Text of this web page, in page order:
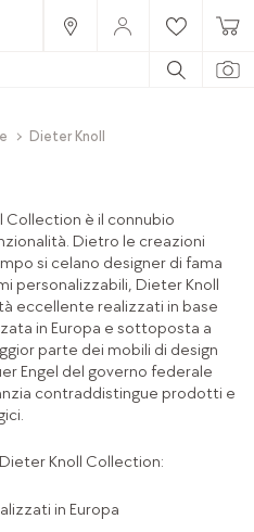
Dieter Knoll
Collection è il connubio
Dietro le creazioni
si celano designer di fama
personalizzabili, Dieter Knoll
eccellente realizzati in base
in Europa e sottoposta a
parte dei mobili di design
Engel del governo federale
contraddistingue prodotti e
Knoll Collection:
in Europa